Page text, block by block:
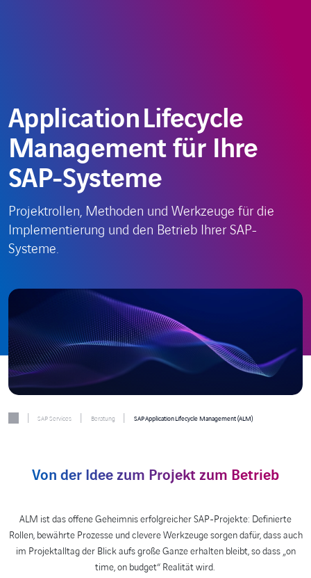
Application Lifecycle
Management für Ihre
SAP-Systeme
Projektrollen, Methoden und Werkzeuge für die
Implementierung und den Betrieb Ihrer SAP-
Systeme.
| SAP Services | Beratung | SAP Application Lifecycle Management (ALM)
Von der Idee zum Projekt zum Betrieb
ALM ist das offene Geheimnis erfolgreicher SAP-Projekte: Definierte
Rollen, bewährte Prozesse und clevere Werkzeuge sorgen dafür, dass auch
im Projektalltag der Blick aufs große Ganze erhalten bleibt, so dass „on
time, on budget“ Realität wird.